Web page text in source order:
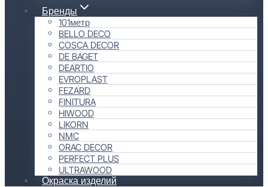
Бренды
101метр
BELLO DECO
COSCA DECOR
DE BAGET
DEARTIO
EVROPLAST
FEZARD
FINITURA
HIWOOD
LIKORN
NMC
ORAC DECOR
PERFECT PLUS
ULTRAWOOD
Окраска изделий